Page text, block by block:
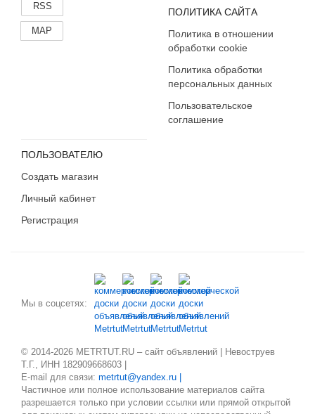
RSS
MAP
ПОЛИТИКА САЙТА
Политика в отношении
обработки cookie
Политика обработки
персональных данных
Пользовательское
соглашение
ПОЛЬЗОВАТЕЛЮ
Создать магазин
Личный кабинет
Регистрация
Мы в соцсетях:
© 2014-2026 METRTUT.RU – сайт объявлений | Невоструев
Т.Г., ИНН 182909668603 |
E-mail для связи: metrtut@yandex.ru |
Частичное или полное использование материалов сайта
разрешается только при условии ссылки или прямой открытой